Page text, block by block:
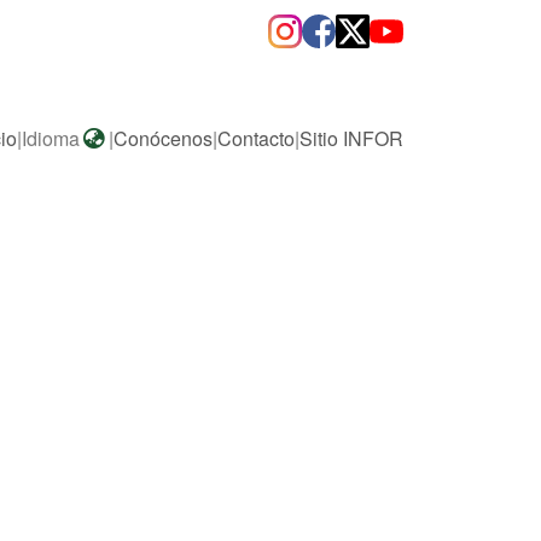
|Idioma |Conócenos|Contacto|Sitio INFOR